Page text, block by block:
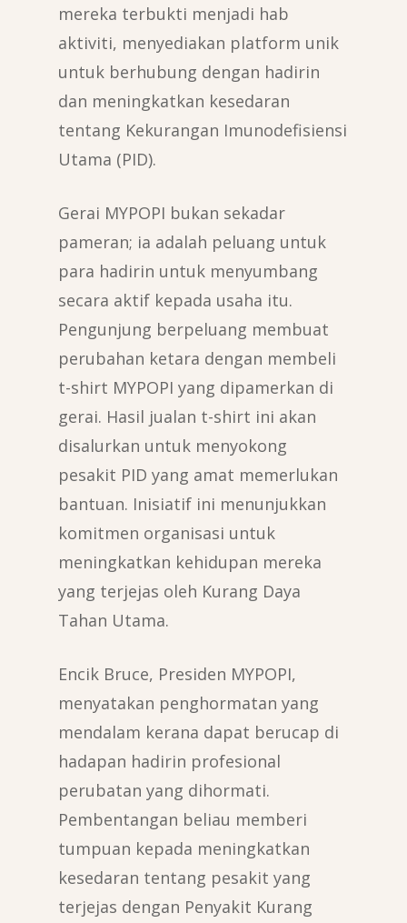
mereka terbukti menjadi hab
aktiviti, menyediakan platform unik
untuk berhubung dengan hadirin
dan meningkatkan kesedaran
tentang Kekurangan Imunodefisiensi
Utama (PID).
Gerai MYPOPI bukan sekadar
pameran; ia adalah peluang untuk
para hadirin untuk menyumbang
secara aktif kepada usaha itu.
Pengunjung berpeluang membuat
perubahan ketara dengan membeli
t-shirt MYPOPI yang dipamerkan di
gerai. Hasil jualan t-shirt ini akan
disalurkan untuk menyokong
pesakit PID yang amat memerlukan
bantuan. Inisiatif ini menunjukkan
komitmen organisasi untuk
meningkatkan kehidupan mereka
yang terjejas oleh Kurang Daya
Tahan Utama.
Encik Bruce, Presiden MYPOPI,
menyatakan penghormatan yang
mendalam kerana dapat berucap di
hadapan hadirin profesional
perubatan yang dihormati.
Pembentangan beliau memberi
tumpuan kepada meningkatkan
kesedaran tentang pesakit yang
terjejas dengan Penyakit Kurang